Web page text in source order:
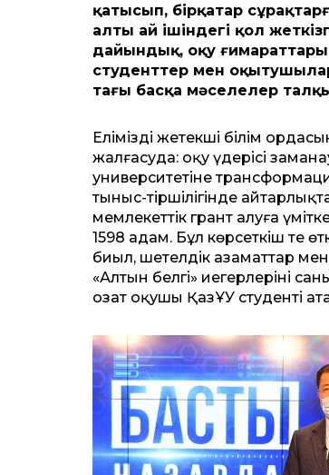
қатысып, бірқатар
алты ай ішіндегі қол
дайындық, оқу ғимараттары
студенттер мен
тағы басқа мәселелер
Еліміздің жетекші білім
жалғасуда: оқу үдерісі
университетіне
тыныс-тіршілігінде
мемлекеттік грант алуға
1598 адам. Бұл көрсеткіш те
биыл, шетелдік азаматтар
«Алтын белгі» иегерлерінің
озат оқушы ҚазҰУ студенті